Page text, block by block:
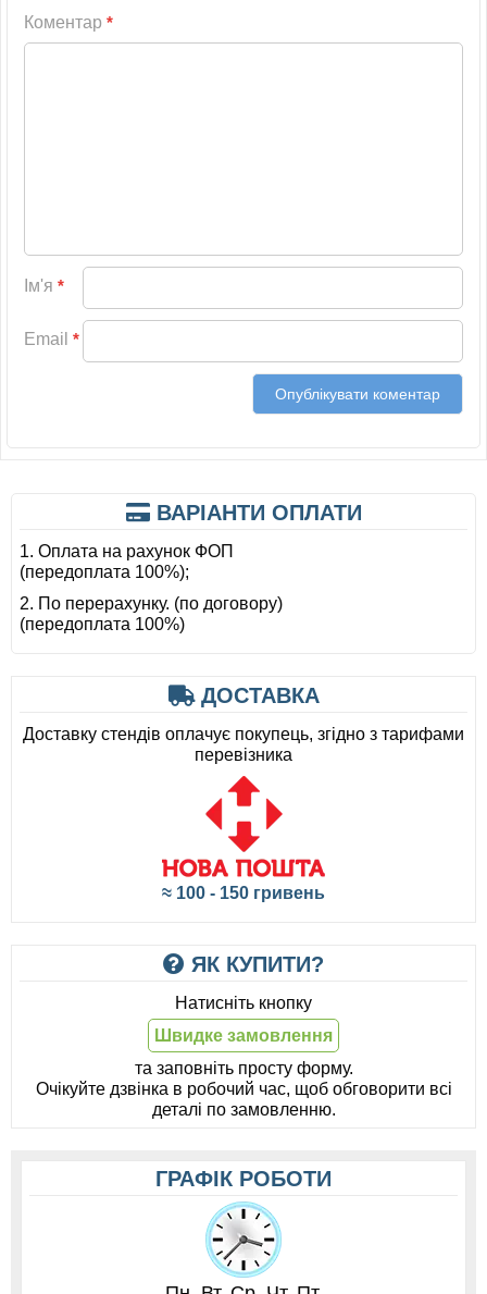
Коментар *
Ім'я *
Email *
ВАРІАНТИ ОПЛАТИ
1. Оплата на рахунок ФОП
(передоплата 100%);
2. По перерахунку. (по договору)
(передоплата 100%)
ДОСТАВКА
Доставку стендів оплачує покупець, згідно з тарифами
перевізника
≈ 100 - 150 гривень
ЯК КУПИТИ?
Натисніть кнопку
Швидке замовлення
та заповніть просту форму.
Очікуйте дзвінка в робочий час, щоб обговорити всі
деталі по замовленню.
ГРАФІК РОБОТИ